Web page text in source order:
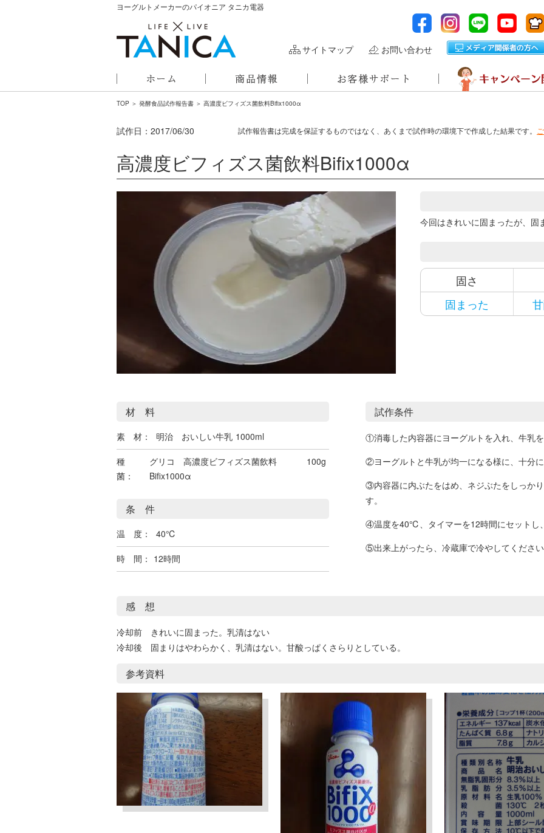
ヨーグルトメーカーのパイオニア タニカ電器
サイトマップ お問い合わせ
TOP ＞ 発酵食品試作報告書 ＞ 高濃度ビフィズス菌飲料Bifix1000α
試作報告書は完成を保証するものではなく、あくまで試作時の環境下で作成した結果です。
試作日： 2017/06/30
高濃度ビフィズス菌飲料Bifix1000α
今回はきれいに固まったが、固
固さ
固まった
材 料
素 材： 明治 おいしい牛乳 1000ml
種
菌：
グリコ 高濃度ビフィズス菌飲料
Bifix1000α
100g
条 件
温 度： 40℃
時 間： 12時間
試作条件
①消毒した内容器にヨーグルトを入れ、牛乳
②ヨーグルトと牛乳が均一になる様に、十分
③内容器に内ぶたをはめ、ネジぶたをしっか
す。
④温度を40℃、タイマーを12時間にセットし
⑤出来上がったら、冷蔵庫で冷やしてくださ
感 想
冷却前 きれいに固まった。乳清はない
冷却後 固まりはやわらかく、乳清はない。甘酸っぱくさらりとしている。
参考資料